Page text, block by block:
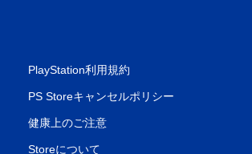
PlayStation利用規約
PS Storeキャンセルポリシー
健康上のご注意
Storeについて